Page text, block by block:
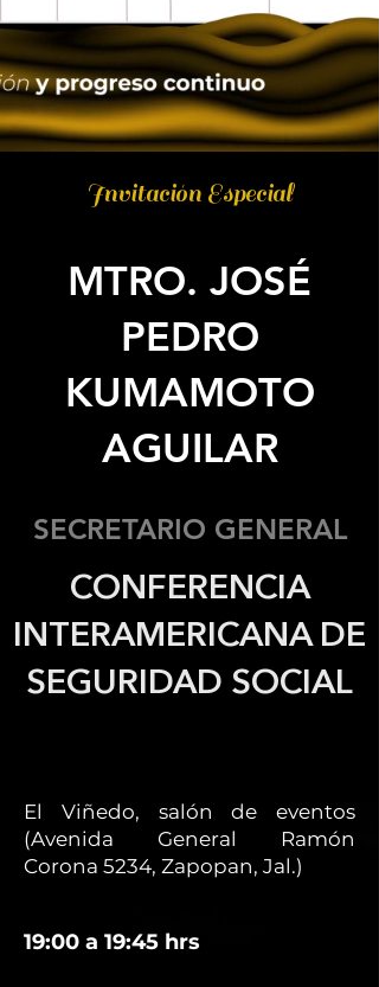
Invitación Especial
MTRO. JOSÉ
PEDRO
KUMAMOTO
AGUILAR
SECRETARIO GENERAL
CONFERENCIA
INTERAMERICANA DE
SEGURIDAD SOCIAL
El Viñedo, salón de eventos
(Avenida General Ramón
Corona 5234, Zapopan, Jal.)
19:00 a 19:45 hrs